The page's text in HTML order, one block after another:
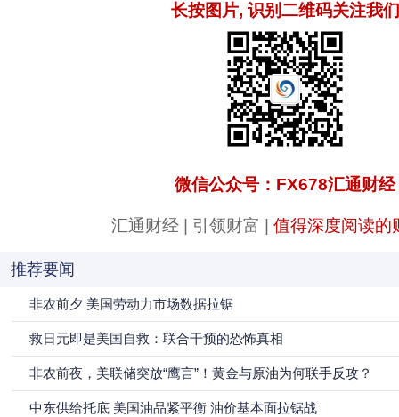
长按图片, 识别二维码关注我们
微信公众号：FX678汇通财经
汇通财经 | 引领财富 | 值得深度阅读的
推荐要闻
非农前夕 美国劳动力市场数据拉锯
救日元即是美国自救：联合干预的恐怖真相
非农前夜，美联储突放“鹰言”！黄金与原油为何联手反攻？
中东供给托底 美国油品紧平衡 油价基本面拉锯战